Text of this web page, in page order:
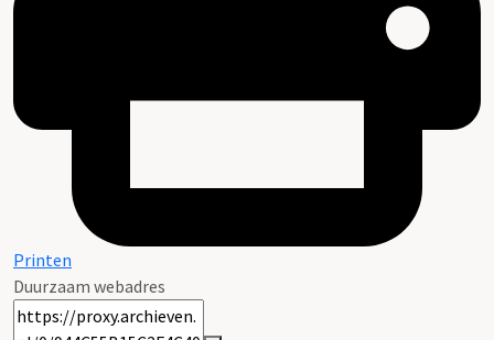
Printen
Duurzaam webadres